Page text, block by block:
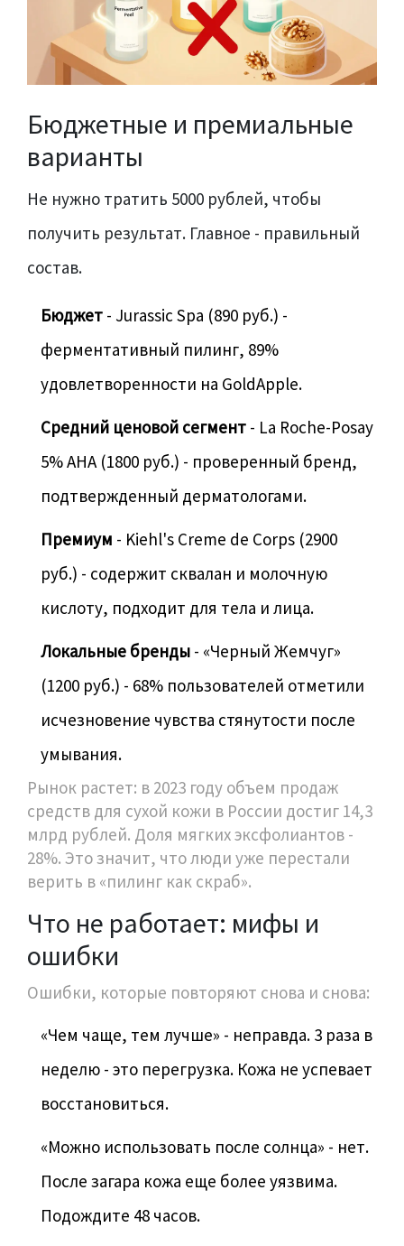
Бюджетные и премиальные
варианты
Не нужно тратить 5000 рублей, чтобы
получить результат. Главное - правильный
состав.
Бюджет - Jurassic Spa (890 руб.) -
ферментативный пилинг, 89%
удовлетворенности на GoldApple.
Средний ценовой сегмент - La Roche-Posay
5% AHA (1800 руб.) - проверенный бренд,
подтвержденный дерматологами.
Премиум - Kiehl's Creme de Corps (2900
руб.) - содержит сквалан и молочную
кислоту, подходит для тела и лица.
Локальные бренды - «Черный Жемчуг»
(1200 руб.) - 68% пользователей отметили
исчезновение чувства стянутости после
умывания.
Рынок растет: в 2023 году объем продаж
средств для сухой кожи в России достиг 14,3
млрд рублей. Доля мягких эксфолиантов -
28%. Это значит, что люди уже перестали
верить в «пилинг как скраб».
Что не работает: мифы и
ошибки
Ошибки, которые повторяют снова и снова:
«Чем чаще, тем лучше» - неправда. 3 раза в
неделю - это перегрузка. Кожа не успевает
восстановиться.
«Можно использовать после солнца» - нет.
После загара кожа еще более уязвима.
Подождите 48 часов.